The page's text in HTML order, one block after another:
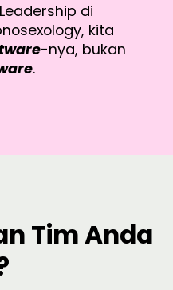
di
kita
-nya, bukan
.
Tim Anda